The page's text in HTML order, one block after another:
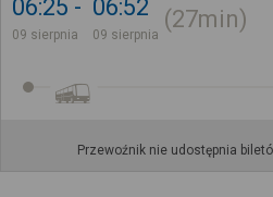
06:25
09 sierpnia
06:52
09 sierpnia
27min
Przewoźnik nie udostępnia